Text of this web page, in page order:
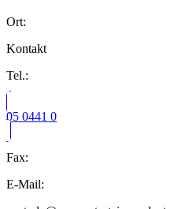
Ort:
Kontakt
Tel.:
05 0441 0
Fax:
E-Mail: